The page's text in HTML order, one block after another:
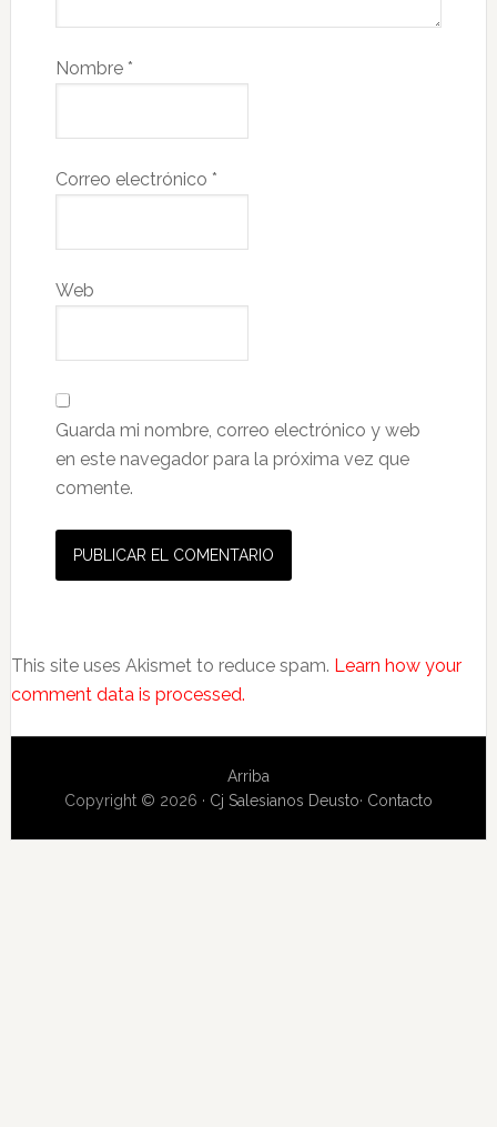
Nombre *
Correo electrónico *
Web
Guarda mi nombre, correo electrónico y web
en este navegador para la próxima vez que
comente.
This site uses Akismet to reduce spam. Learn how your
comment data is processed.
Arriba
Copyright © 2026 · Cj Salesianos Deusto· Contacto